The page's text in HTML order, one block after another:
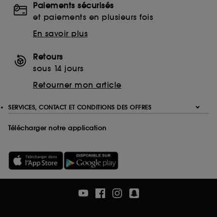
Ethanolamine (ETA)
Monoethanolamine (MEA)
Triethanolamine (TEA)
Ethylenediaminetetraacetic Acid
Disodium EDTA
Tetrasodium EDTA
Paiements sécurisés
et paiements en plusieurs fois
En savoir plus
Retours
sous 14 jours
Retourner mon article
SERVICES, CONTACT ET CONDITIONS DES OFFRES
Télécharger notre application